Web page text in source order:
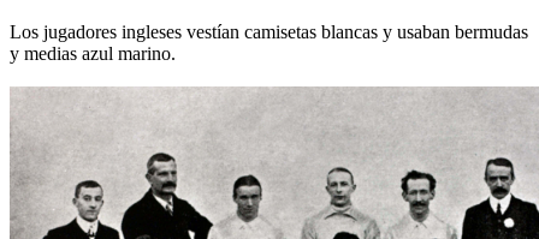
Los jugadores ingleses vestían camisetas blancas y usaban bermudas
y medias azul marino.